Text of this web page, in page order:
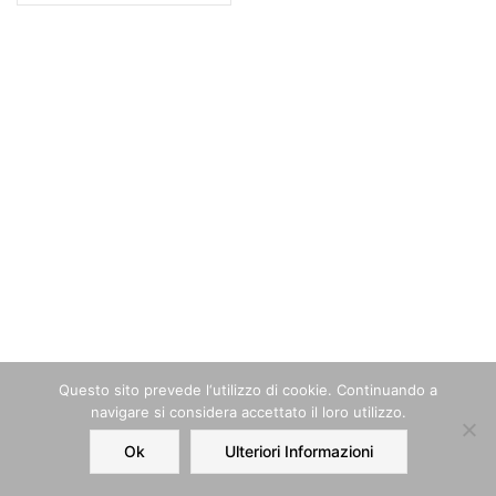
Home Order Account
Questo sito prevede l‘utilizzo di cookie. Continuando a
navigare si considera accettato il loro utilizzo.
Ok Ulteriori Informazioni